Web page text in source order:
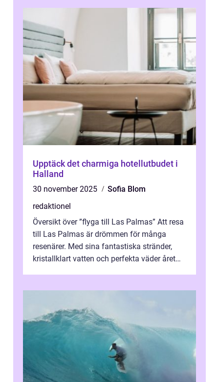
Upptäck det charmiga hotellutbudet i
Halland
30 november 2025
Sofia Blom
redaktionel
Översikt över ”flyga till Las Palmas” Att resa
till Las Palmas är drömmen för många
resenärer. Med sina fantastiska stränder,
kristallklart vatten och perfekta väder året